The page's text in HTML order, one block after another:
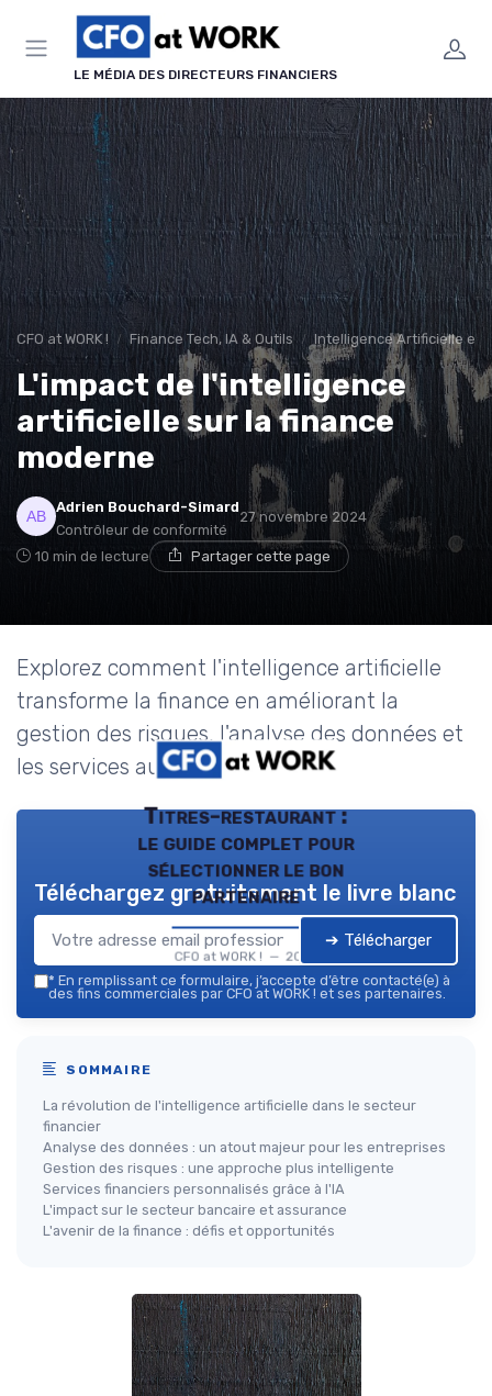
LE MÉDIA DES DIRECTEURS FINANCIERS
CFO at WORK ! Finance Tech, IA & Outils Intelligence Artificielle en
L'impact de l'intelligence
artificielle sur la finance
moderne
Adrien Bouchard-Simard
Contrôleur de conformité
27 novembre 2024
10 min de lecture Partager cette page
Explorez comment l'intelligence artificielle
transforme la finance en améliorant la
gestion des risques, l'analyse des données et
les services aux clients.
Titres-restaurant :
le guide complet pour
sélectionner le bon
partenaire
CFO at WORK ! — 2026
Téléchargez gratuitement le livre blanc
➔ Télécharger
* En remplissant ce formulaire, j’accepte d’être contacté(e) à
des fins commerciales par CFO at WORK ! et ses partenaires.
SOMMAIRE
La révolution de l'intelligence artificielle dans le secteur
financier
Analyse des données : un atout majeur pour les entreprises
Gestion des risques : une approche plus intelligente
Services financiers personnalisés grâce à l'IA
L'impact sur le secteur bancaire et assurance
L'avenir de la finance : défis et opportunités
Panneau de gestion des cookies